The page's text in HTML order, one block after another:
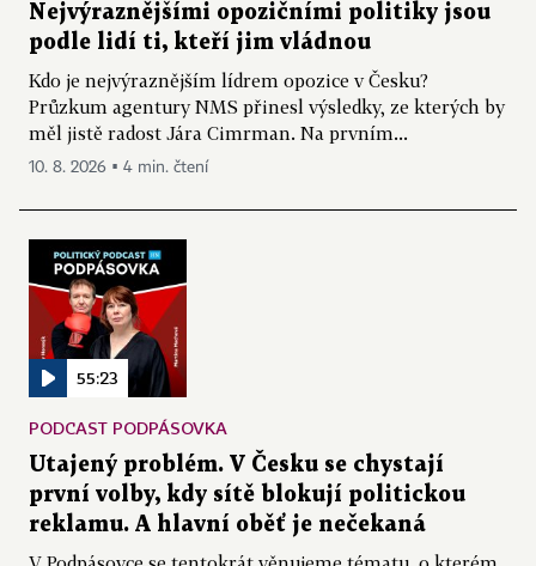
Nejvýraznějšími opozičními politiky jsou
podle lidí ti, kteří jim vládnou
Kdo je nejvýraznějším lídrem opozice v Česku?
Průzkum agentury NMS přinesl výsledky, ze kterých by
měl jistě radost Jára Cimrman. Na prvním...
10. 8. 2026 ▪ 4 min. čtení
55:23
PODCAST PODPÁSOVKA
Utajený problém. V Česku se chystají
první volby, kdy sítě blokují politickou
reklamu. A hlavní oběť je nečekaná